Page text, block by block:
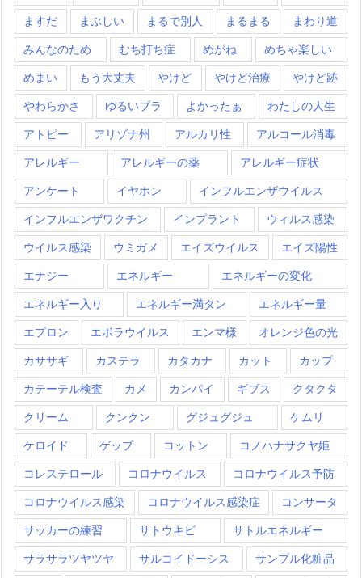
ますだ まぶしい まるで別人 まるまる まわり道
みんなのため むち打ち症 めがね めちゃ楽しい
めまい もう大丈夫 やけど やけど治療 やけど跡
やわらかさ ゆるいブラ よかったぁ わたしの人生
アトピー アリゾナ州 アルカリ性 アルコール消毒
アレルギー アレルギーの薬 アレルギー症状
アンケート イヤホン インフルエンザウイルス
インフルエンザワクチン インプラント ウィルス感染
ウイルス感染 ウミガメ エイズウイルス エイズ陽性
エナジー エネルギー エネルギーの変化
エネルギー入り エネルギー満タン エネルギー量
エプロン エボラウイルス エンマ様 オレンジ色の光
カササギ カステラ カタカナ カット カップ
カテーテル検査 カメ カンパイ ギブス クタクタ
クリーム クンクン グジュグジュ ケムリ
ケロイド ゲップ コットン コノハナサクヤ姫
コレステロール コロナウイルス コロナウイルス予防
コロナウイルス感染 コロナウイルス感染症 コンサータ
サッカーの練習 サトウキビ サトルエネルギー
サラサラツヤツヤ サルコイドーシス サンプル化粧品